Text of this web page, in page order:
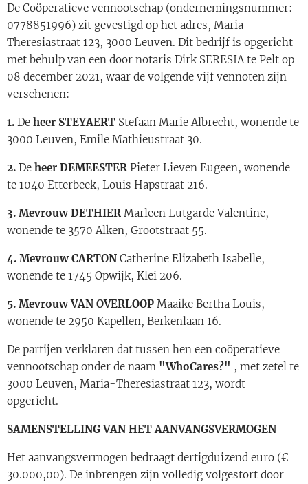
De Coöperatieve vennootschap (ondernemingsnummer:
0778851996) zit gevestigd op het adres, Maria-
Theresiastraat 123, 3000 Leuven. Dit bedrijf is opgericht
met behulp van een door notaris Dirk SERESIA te Pelt op
08 december 2021, waar de volgende vijf vennoten zijn
verschenen:
1. De heer STEYAERT Stefaan Marie Albrecht, wonende te
3000 Leuven, Emile Mathieustraat 30.
2. De heer DEMEESTER Pieter Lieven Eugeen, wonende
te 1040 Etterbeek, Louis Hapstraat 216.
3. Mevrouw DETHIER Marleen Lutgarde Valentine,
wonende te 3570 Alken, Grootstraat 55.
4. Mevrouw CARTON Catherine Elizabeth Isabelle,
wonende te 1745 Opwijk, Klei 206.
5. Mevrouw VAN OVERLOOP Maaike Bertha Louis,
wonende te 2950 Kapellen, Berkenlaan 16.
De partijen verklaren dat tussen hen een coöperatieve
vennootschap onder de naam "WhoCares?" , met zetel te
3000 Leuven, Maria-Theresiastraat 123, wordt
opgericht.
SAMENSTELLING VAN HET AANVANGSVERMOGEN
Het aanvangsvermogen bedraagt dertigduizend euro (€
30.000,00). De inbrengen zijn volledig volgestort door